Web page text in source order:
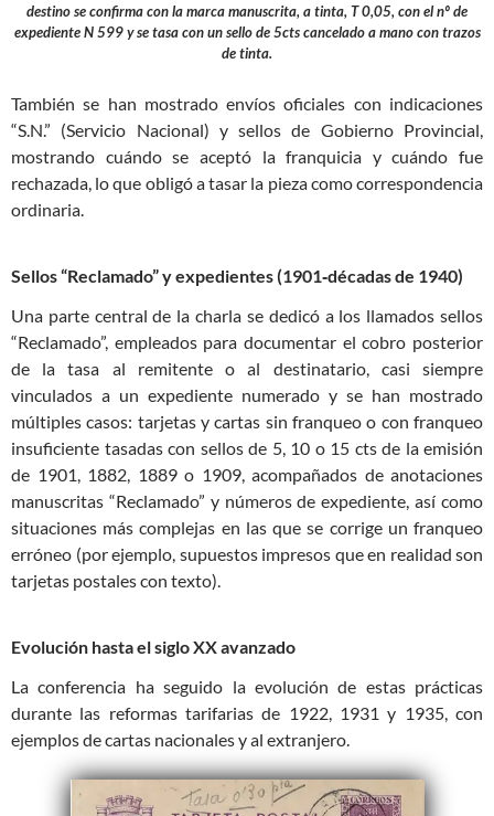
destino se confirma con la marca manuscrita, a tinta, T 0,05, con el nº de
expediente N 599 y se tasa con un sello de 5cts cancelado a mano con trazos
de tinta.
También se han mostrado envíos oficiales con indicaciones
“S.N.” (Servicio Nacional) y sellos de Gobierno Provincial,
mostrando cuándo se aceptó la franquicia y cuándo fue
rechazada, lo que obligó a tasar la pieza como correspondencia
ordinaria.
Sellos “Reclamado” y expedientes (1901‑décadas de 1940)
Una parte central de la charla se dedicó a los llamados sellos
“Reclamado”, empleados para documentar el cobro posterior
de la tasa al remitente o al destinatario, casi siempre
vinculados a un expediente numerado y se han mostrado
múltiples casos: tarjetas y cartas sin franqueo o con franqueo
insuficiente tasadas con sellos de 5, 10 o 15 cts de la emisión
de 1901, 1882, 1889 o 1909, acompañados de anotaciones
manuscritas “Reclamado” y números de expediente, así como
situaciones más complejas en las que se corrige un franqueo
erróneo (por ejemplo, supuestos impresos que en realidad son
tarjetas postales con texto).
Evolución hasta el siglo XX avanzado
La conferencia ha seguido la evolución de estas prácticas
durante las reformas tarifarias de 1922, 1931 y 1935, con
ejemplos de cartas nacionales y al extranjero.